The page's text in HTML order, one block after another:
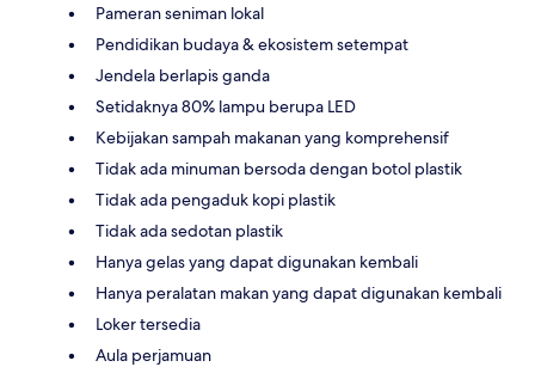
Pameran seniman lokal
Pendidikan budaya & ekosistem setempat
Jendela berlapis ganda
Setidaknya 80% lampu berupa LED
Kebijakan sampah makanan yang komprehensif
Tidak ada minuman bersoda dengan botol plastik
Tidak ada pengaduk kopi plastik
Tidak ada sedotan plastik
Hanya gelas yang dapat digunakan kembali
Hanya peralatan makan yang dapat digunakan kembali
Loker tersedia
Aula perjamuan